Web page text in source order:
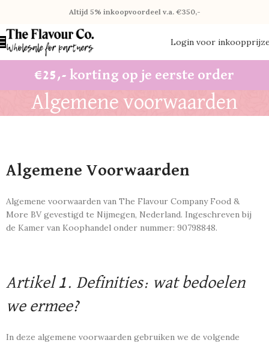
Altijd 5% inkoopvoordeel v.a. €350,-
Login voor
€25,- korting op je eerste order
Algemene voorwaarden
Algemene Voorwaarden
Algemene voorwaarden van The Flavour Company Food &
More BV gevestigd te Nijmegen, Nederland. Ingeschreven bij
de Kamer van Koophandel onder nummer: 90798848.
Artikel 1. Definities: wat bedoelen
we ermee?
In deze algemene voorwaarden gebruiken we de volgende